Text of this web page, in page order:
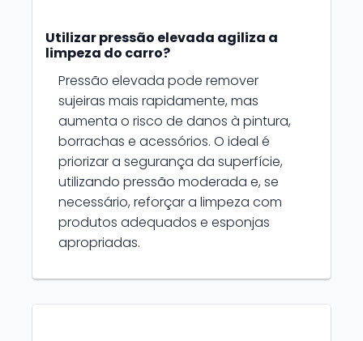
Utilizar pressão elevada agiliza a
limpeza do carro?
Pressão elevada pode remover
sujeiras mais rapidamente, mas
aumenta o risco de danos à pintura,
borrachas e acessórios. O ideal é
priorizar a segurança da superfície,
utilizando pressão moderada e, se
necessário, reforçar a limpeza com
produtos adequados e esponjas
apropriadas.